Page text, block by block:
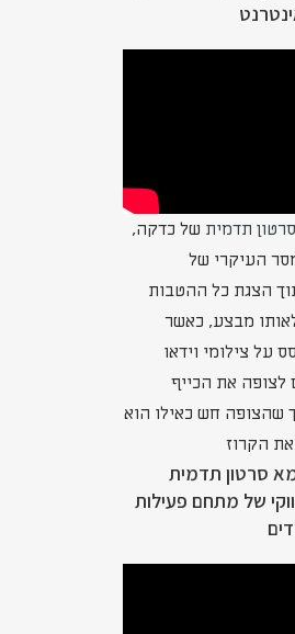
סרטון תדמית של כדקה,
העיקרי של
הצגת כל ההטבות
מבצע, כאשר
על צילומי וידאו
את הכייף
שהצופה חש כאילו הוא
הקרוז
סרטון תדמית
של מתחם פעילות